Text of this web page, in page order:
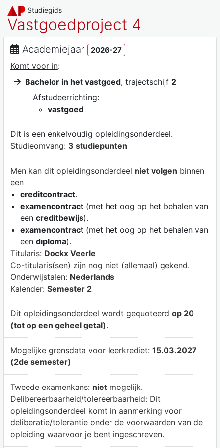
Studiegids
Vastgoedproject 4
Academiejaar 2026-27
Komt voor in:
Bachelor in het vastgoed, trajectschijf 2
Afstudeerrichting:
vastgoed
Dit is een enkelvoudig opleidingsonderdeel.
Studieomvang: 3 studiepunten
Men kan dit opleidingsonderdeel niet volgen binnen
een
creditcontract.
examencontract(met het oog op het behalen van
een creditbewijs).
examencontract(met het oog op het behalen van
een diploma).
Titularis: Dockx Veerle
Co-titularis(sen) zijn nog niet (allemaal) gekend.
Onderwijstalen: Nederlands
Kalender: Semester 2
Dit opleidingsonderdeel wordt gequoteerd op 20
(tot op een geheel getal).
Mogelijke grensdata voor leerkrediet: 15.03.2027
(2de semester)
Tweede examenkans: nietmogelijk.
Delibereerbaarheid/tolereerbaarheid: Dit
opleidingsonderdeel komt in aanmerking voor
deliberatie/tolerantie onder de voorwaarden van de
opleiding waarvoor je bent ingeschreven.